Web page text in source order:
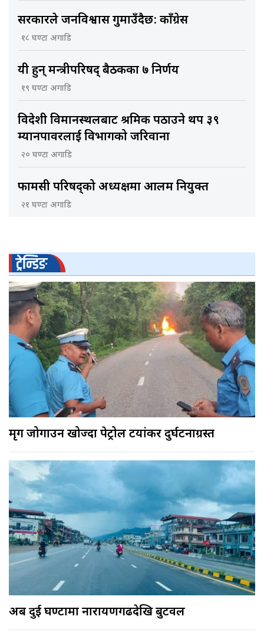
सरकारले जनविश्वास गुमाउँदैछ: काँग्रेस
१८ घण्टा अगाडि
यी हुन् मन्त्रीपरिषद् बैठकका ७ निर्णय
१९ घण्टा अगाडि
विदेशी विमानस्थलबाट श्रमिक पठाउने थप ३९
म्यानपावरलाई विभागको जरिवाना
२० घण्टा अगाडि
फार्मेसी परिषद्को अध्यक्षमा आलम नियुक्त
२१ घण्टा अगाडि
ट्रेन्डिङ
मृग जोगाउन खोज्दा पेट्रोल टयांकर दुर्घटनाग्रस्त
अब दुई घण्टामा नारायणगढदेखि बुटवल